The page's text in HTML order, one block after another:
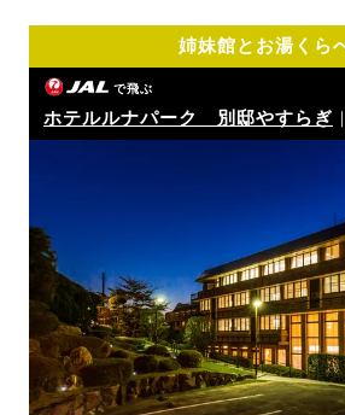
姉妹館とお湯くら
で飛ぶ
ホテルルナパーク 別邸やすらぎ